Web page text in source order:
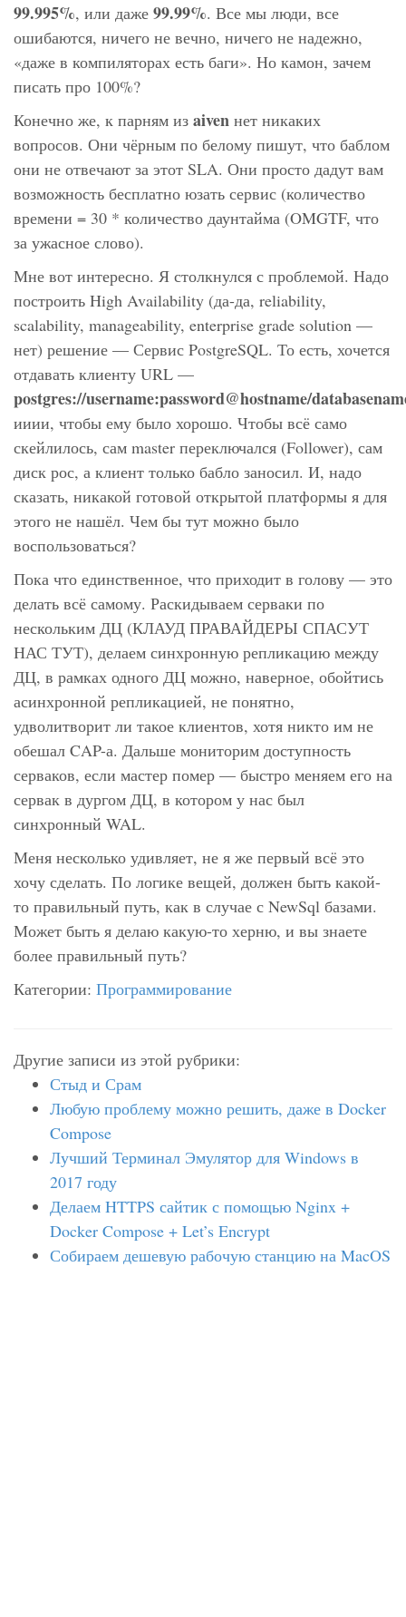
99.995%, или даже 99.99%. Все мы люди, все
ошибаются, ничего не вечно, ничего не надежно,
«даже в компиляторах есть баги». Но камон, зачем
писать про 100%?
Конечно же, к парням из aiven нет никаких
вопросов. Они чёрным по белому пишут, что баблом
они не отвечают за этот SLA. Они просто дадут вам
возможность бесплатно юзать сервис (количество
времени = 30 * количество даунтайма (OMGTF, что
за ужасное слово).
Мне вот интересно. Я столкнулся с проблемой. Надо
построить High Availability (да-да, reliability,
scalability, manageability, enterprise grade solution —
нет) решение — Сервис PostgreSQL. То есть, хочется
отдавать клиенту URL —
postgres://username:password@hostname/
ииии, чтобы ему было хорошо. Чтобы всё само
скейлилось, сам master переключался (Follower), сам
диск рос, а клиент только бабло заносил. И, надо
сказать, никакой готовой открытой платформы я для
этого не нашёл. Чем бы тут можно было
воспользоваться?
Пока что единственное, что приходит в голову — это
делать всё самому. Раскидываем серваки по
нескольким ДЦ (КЛАУД ПРАВАЙДЕРЫ СПАСУТ
НАС ТУТ), делаем синхронную репликацию между
ДЦ, в рамках одного ДЦ можно, наверное, обойтись
асинхронной репликацией, не понятно,
удволитворит ли такое клиентов, хотя никто им не
обешал CAP-а. Дальше мониторим доступность
серваков, если мастер помер — быстро меняем его на
сервак в дургом ДЦ, в котором у нас был
синхронный WAL.
Меня несколько удивляет, не я же первый всё это
хочу сделать. По логике вещей, должен быть какой-
то правильный путь, как в случае с NewSql базами.
Может быть я делаю какую-то херню, и вы знаете
более правильный путь?
Категории: Программирование
Другие записи из этой рубрики:
Стыд и Срам
Любую проблему можно решить, даже в Docker
Compose
Лучший Терминал Эмулятор для Windows в
2017 году
Делаем HTTPS сайтик с помощью Nginx +
Docker Compose + Let’s Encrypt
Собираем дешевую рабочую станцию на MacOS